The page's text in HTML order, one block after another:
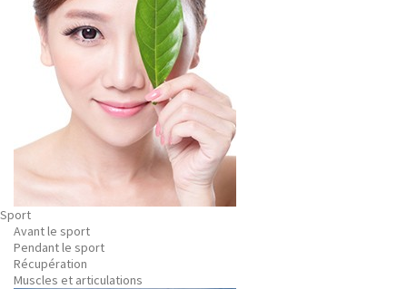
Sport
Avant le sport
Pendant le sport
Récupération
Muscles et articulations